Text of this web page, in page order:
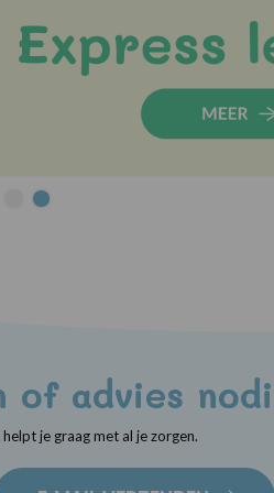
of advies
je graag met al je zorgen.